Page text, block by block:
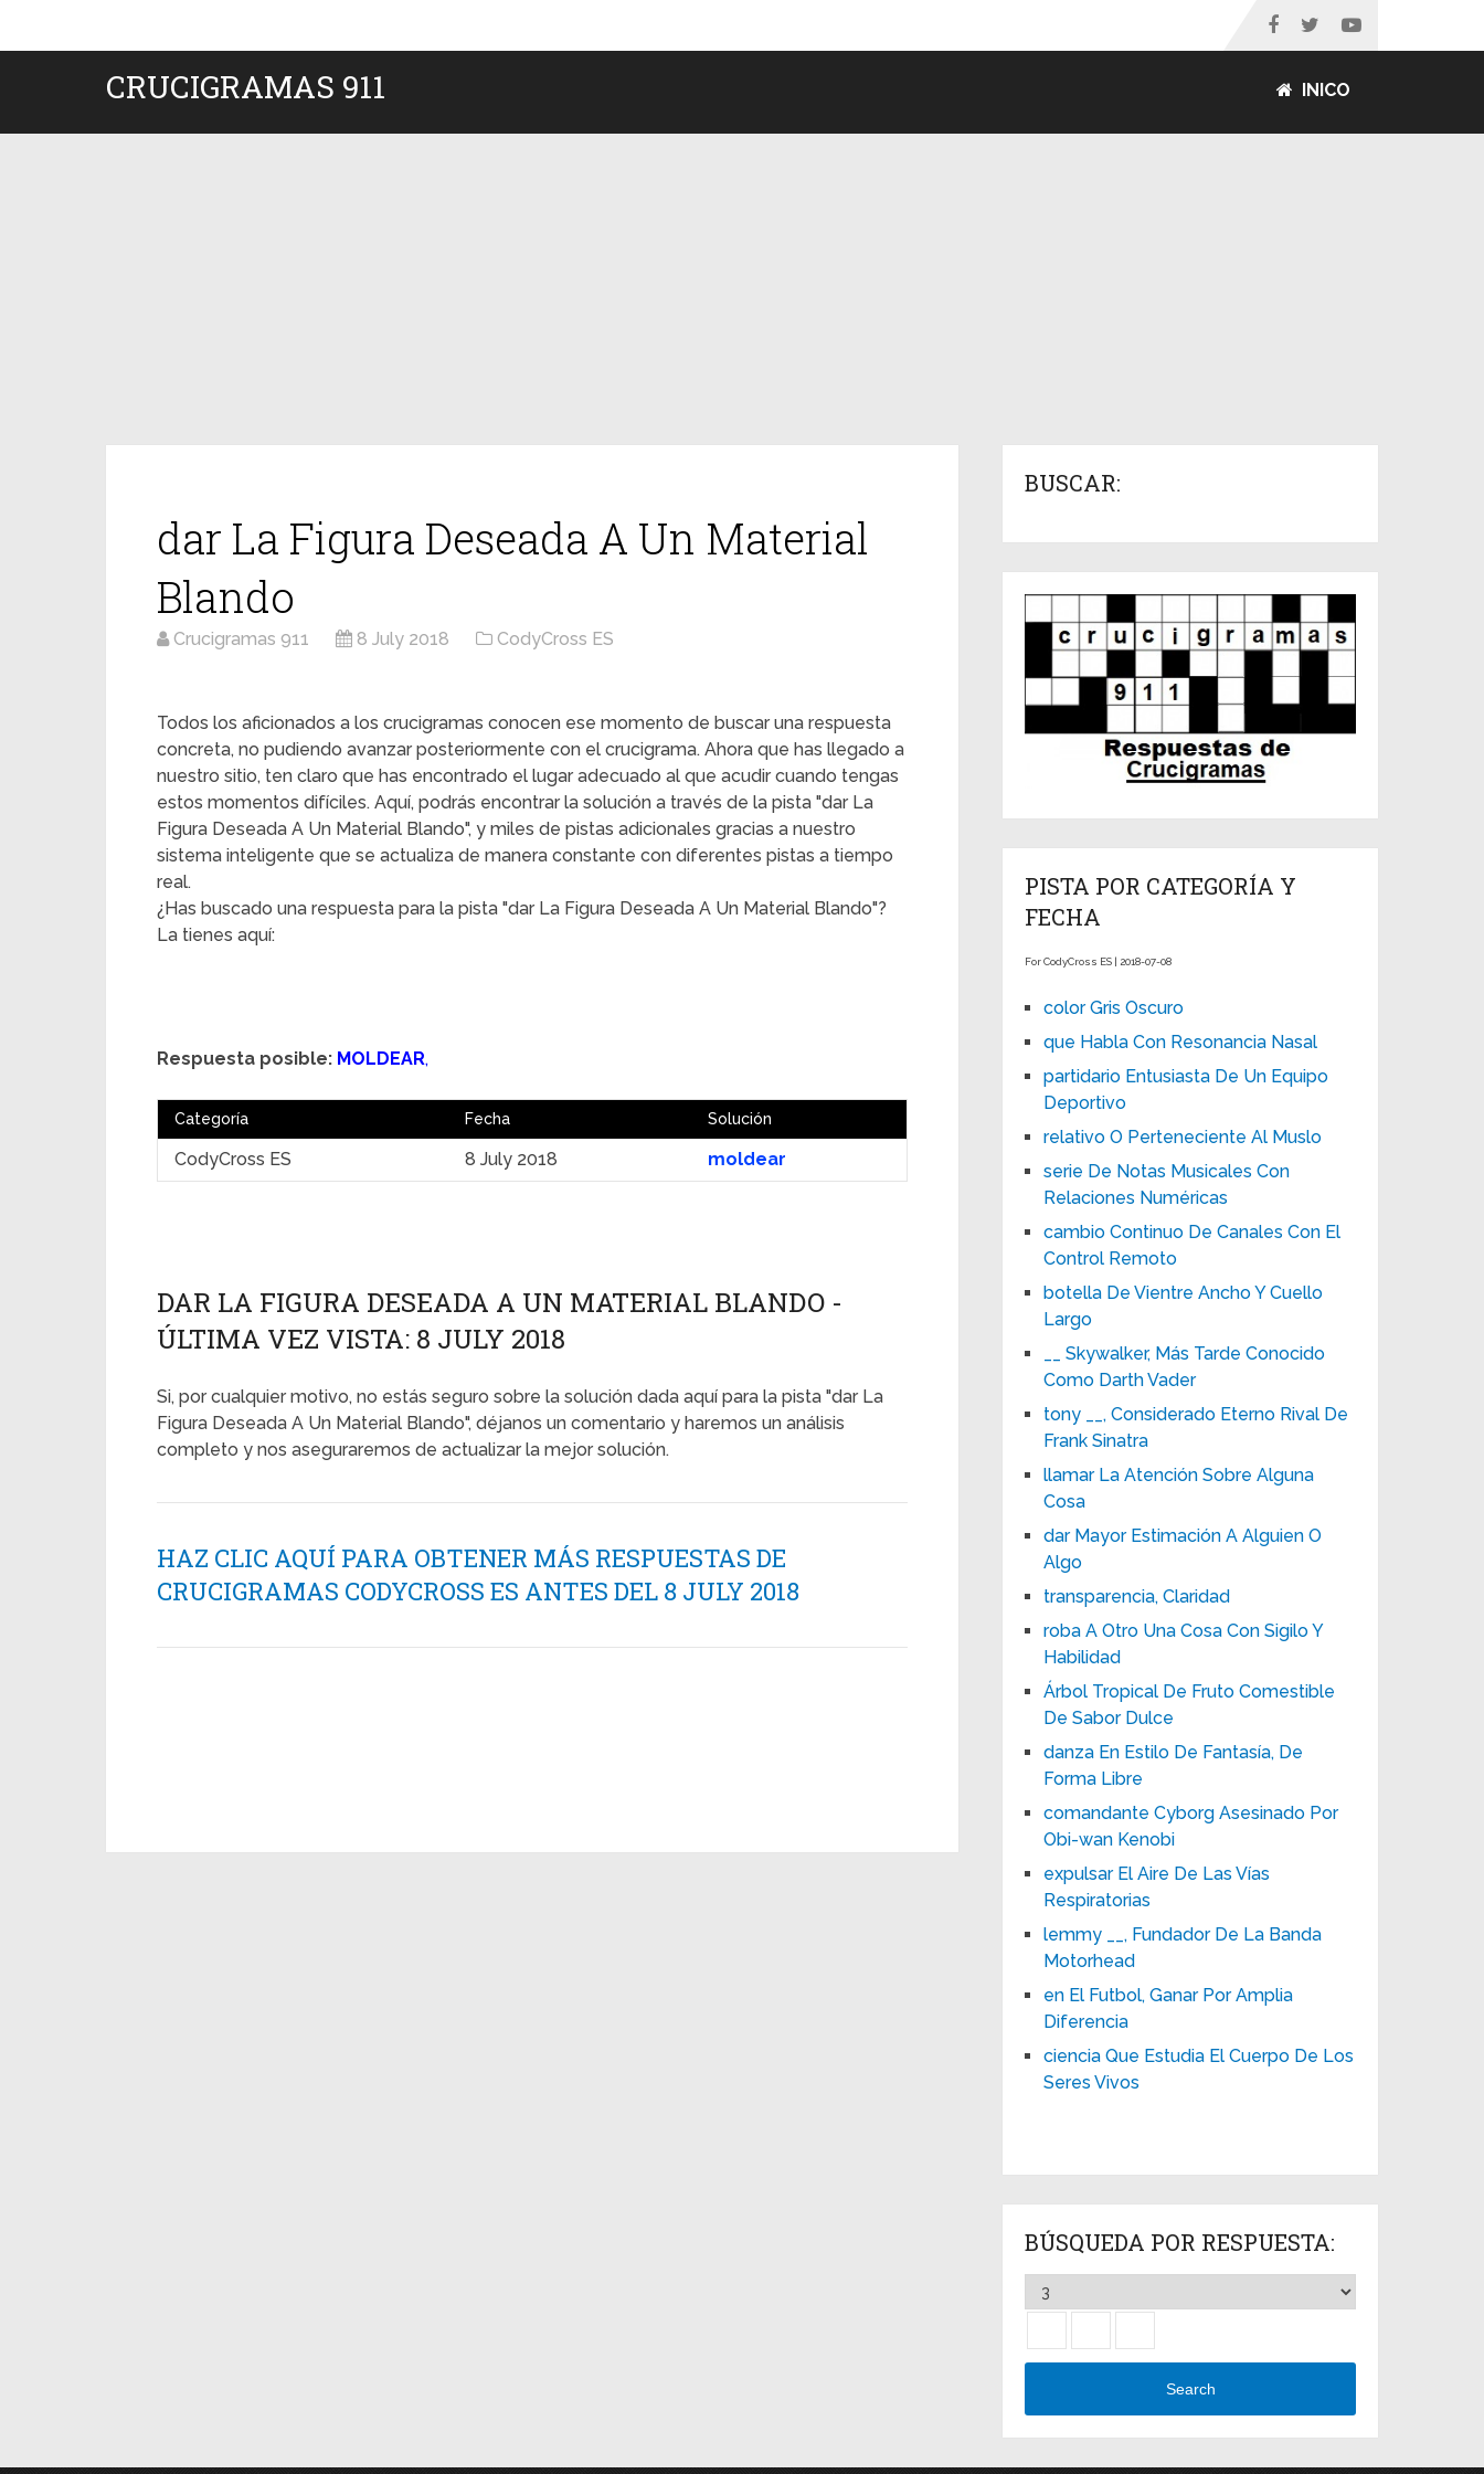
CRUCIGRAMAS 911 INICO
dar La Figura Deseada A Un Material
Blando
Crucigramas 911 8 July 2018 CodyCross ES
Todos los aficionados a los crucigramas conocen ese momento de buscar una respuesta
concreta, no pudiendo avanzar posteriormente con el crucigrama. Ahora que has llegado a
nuestro sitio, ten claro que has encontrado el lugar adecuado al que acudir cuando tengas
estos momentos difíciles. Aquí, podrás encontrar la solución a través de la pista "dar La
Figura Deseada A Un Material Blando", y miles de pistas adicionales gracias a nuestro
sistema inteligente que se actualiza de manera constante con diferentes pistas a tiempo
real.
¿Has buscado una respuesta para la pista "dar La Figura Deseada A Un Material Blando"?
La tienes aquí:
Respuesta posible: MOLDEAR,
Categoría Fecha Solución
CodyCross ES 8 July 2018 moldear
DAR LA FIGURA DESEADA A UN MATERIAL BLANDO -
ÚLTIMA VEZ VISTA: 8 JULY 2018
Si, por cualquier motivo, no estás seguro sobre la solución dada aquí para la pista "dar La
Figura Deseada A Un Material Blando", déjanos un comentario y haremos un análisis
completo y nos aseguraremos de actualizar la mejor solución.
HAZ CLIC AQUÍ PARA OBTENER MÁS RESPUESTAS DE
CRUCIGRAMAS CODYCROSS ES ANTES DEL 8 JULY 2018
BUSCAR:
PISTA POR CATEGORÍA Y
FECHA
For CodyCross ES | 2018-07-08
color Gris Oscuro
que Habla Con Resonancia Nasal
partidario Entusiasta De Un Equipo
Deportivo
relativo O Perteneciente Al Muslo
serie De Notas Musicales Con
Relaciones Numéricas
cambio Continuo De Canales Con El
Control Remoto
botella De Vientre Ancho Y Cuello
Largo
__ Skywalker, Más Tarde Conocido
Como Darth Vader
tony __, Considerado Eterno Rival De
Frank Sinatra
llamar La Atención Sobre Alguna
Cosa
dar Mayor Estimación A Alguien O
Algo
transparencia, Claridad
roba A Otro Una Cosa Con Sigilo Y
Habilidad
Árbol Tropical De Fruto Comestible
De Sabor Dulce
danza En Estilo De Fantasía, De
Forma Libre
comandante Cyborg Asesinado Por
Obi-wan Kenobi
expulsar El Aire De Las Vías
Respiratorias
lemmy __, Fundador De La Banda
Motorhead
en El Futbol, Ganar Por Amplia
Diferencia
ciencia Que Estudia El Cuerpo De Los
Seres Vivos
BÚSQUEDA POR RESPUESTA:
Search